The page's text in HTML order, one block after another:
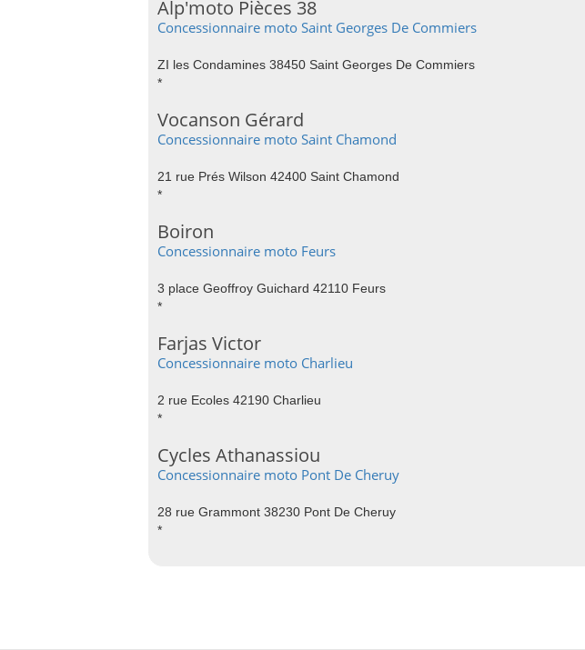
Alp'moto Pièces 38
Concessionnaire moto Saint Georges De Commiers
ZI les Condamines 38450 Saint Georges De Commiers
*
Vocanson Gérard
Concessionnaire moto Saint Chamond
21 rue Prés Wilson 42400 Saint Chamond
*
Boiron
Concessionnaire moto Feurs
3 place Geoffroy Guichard 42110 Feurs
*
Farjas Victor
Concessionnaire moto Charlieu
2 rue Ecoles 42190 Charlieu
*
Cycles Athanassiou
Concessionnaire moto Pont De Cheruy
28 rue Grammont 38230 Pont De Cheruy
*